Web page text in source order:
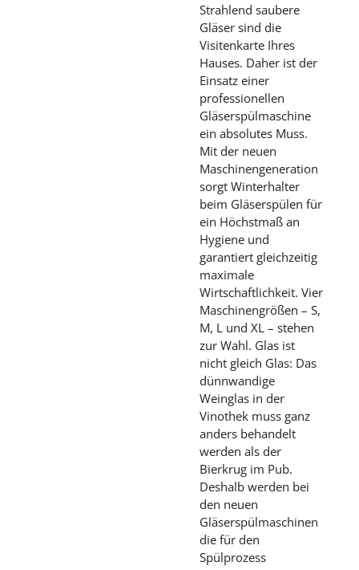
Strahlend saubere
Gläser sind die
Visitenkarte Ihres
Hauses. Daher ist der
Einsatz einer
professionellen
Gläserspülmaschine
ein absolutes Muss.
Mit der neuen
Maschinengeneration
sorgt Winterhalter
beim Gläserspülen für
ein Höchstmaß an
Hygiene und
garantiert gleichzeitig
maximale
Wirtschaftlichkeit. Vier
Maschinengrößen – S,
M, L und XL – stehen
zur Wahl. Glas ist
nicht gleich Glas: Das
dünnwandige
Weinglas in der
Vinothek muss ganz
anders behandelt
werden als der
Bierkrug im Pub.
Deshalb werden bei
den neuen
Gläserspülmaschinen
die für den
Spülprozess